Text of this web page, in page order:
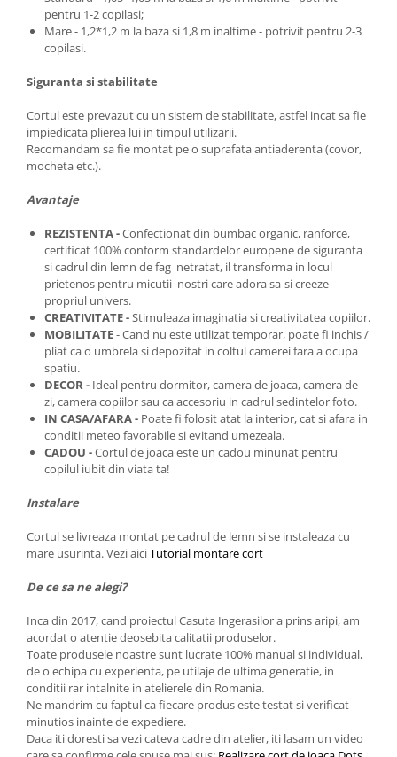
pentru 1-2 copilasi;
Mare - 1,2*1,2 m la baza si 1,8 m inaltime - potrivit pentru 2-3
copilasi.
Siguranta si stabilitate
Cortul este prevazut cu un sistem de stabilitate, astfel incat sa fie
impiedicata plierea lui in timpul utilizarii.
Recomandam sa fie montat pe o suprafata antiaderenta (covor,
mocheta etc.).
Avantaje
REZISTENTA -Confectionat din bumbac organic, ranforce,
certificat 100% conform standardelor europene de siguranta
si cadrul din lemn de fag netratat, il transforma in locul
prietenos pentru micutii nostri care adora sa-si creeze
propriul univers.
CREATIVITATE -Stimuleaza imaginatia si creativitatea copiilor.
MOBILITATE- Cand nu este utilizat temporar, poate fi inchis /
pliat ca o umbrela si depozitat in coltul camerei fara a ocupa
spatiu.
DECOR - Ideal pentru dormitor, camera de joaca, camera de
zi, camera copiilor sau ca accesoriu in cadrul sedintelor foto.
IN CASA/AFARA - Poate fi folosit atat la interior, cat si afara in
conditii meteo favorabile si evitand umezeala.
CADOU -Cortul de joaca este un cadou minunat pentru
copilul iubit din viata ta!
Instalare
Cortul se livreaza montat pe cadrul de lemn si se instaleaza cu
mare usurinta. Vezi aiciTutorial montare cort
De ce sa ne alegi?
Inca din 2017, cand proiectul Casuta Ingerasilor a prins aripi, am
acordat o atentie deosebita calitatii produselor.
Toate produsele noastre sunt lucrate 100% manual si individual,
de o echipa cu experienta, pe utilaje de ultima generatie, in
conditii rar intalnite in atelierele din Romania.
Ne mandrim cu faptul ca fiecare produs este testat si verificat
minutios inainte de expediere.
Daca iti doresti sa vezi cateva cadre din atelier, iti lasam un video